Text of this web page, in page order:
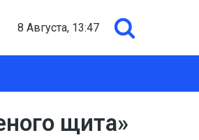
8 Августа, 13:47
щита»